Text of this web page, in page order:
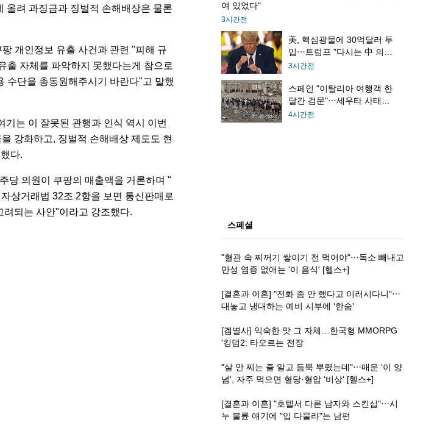
올려 과징금과 징벌적 손해배상은 물론
개인정보 유출 사건과 관련 "피해 규
출 자체를 파악하지 못했다는게 참으로
수단을 총동원해주시기 바란다"고 말했
는 이 잘못된 관행과 인식 역시 이번
강화하고, 징벌적 손해배상 제도도 현
다.
당 의원이 쿠팡의 매출액을 거론하며 "
상거래법 32조 2항을 보면 통신판매로
되는 사안"이라고 강조했다.
여 있었다"
3시간전
美, 핵심광물에 30억달러 투
입⋯트럼프 "다시는 中 의존
않겠다"
3시간전
스페인 "이탈리아 여행객 한
달간 검문"⋯세우타 사태에
갈등 최고조
4시간전
스폐셜
"혈관 속 찌꺼기 쌓이기 전 먹어야"⋯독소 빼내고
만성 염증 없애는 '이 음식' [헬스+]
[결혼과 이혼] "전화 좀 안 했다고 이러시다니"⋯
대놓고 냉대하는 예비 시부에 '한숨'
[겜별사] 익숙한 맛 그 자체…한국형 MMORPG
'킹덤2: 타오르는 전장
"살 안 찌는 줄 알고 듬뿍 뿌렸는데"⋯매운 '이 양
념', 자주 먹으면 혈당·혈압 '비상' [헬스+]
[결혼과 이혼] "호텔서 다른 남자와 스킨십"⋯시
누 불륜 얘기에 "입 다물라"는 남편